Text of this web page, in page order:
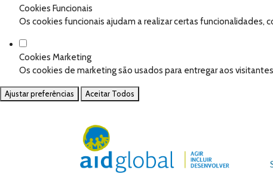
Cookies Funcionais
Os cookies funcionais ajudam a realizar certas
Cookies Marketing
Os cookies de marketing são usados para entregar aos
Ajustar preferências Aceitar Todos